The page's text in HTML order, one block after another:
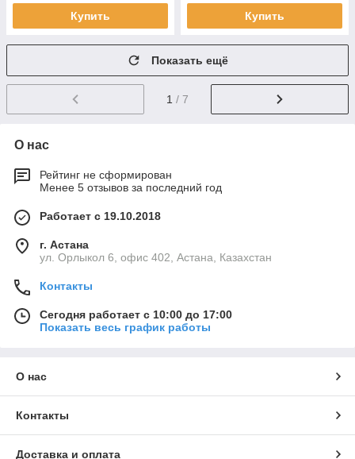
Купить Купить
Показать ещё
1 / 7
О нас
Рейтинг не сформирован
Менее 5 отзывов за последний год
Работает с 19.10.2018
г. Астана
ул. Орлыкол 6, офис 402, Астана, Казахстан
Контакты
Сегодня работает с 10:00 до 17:00
Показать весь график работы
О нас
Контакты
Доставка и оплата